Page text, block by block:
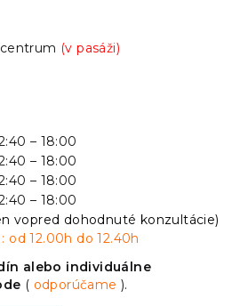
centrum (v pasáži)
– 18:00
– 18:00
– 18:00
– 18:00
vopred dohodnuté konzultácie)
od 12.00h do 12.40h
alebo individuálne
( odporúčame).